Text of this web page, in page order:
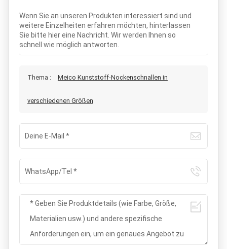
Wenn Sie an unseren Produkten interessiert sind und
weitere Einzelheiten erfahren möchten, hinterlassen
Sie bitte hier eine Nachricht. Wir werden Ihnen so
schnell wie möglich antworten.
Thema : Meico Kunststoff-Nockenschnallen in
verschiedenen Größen